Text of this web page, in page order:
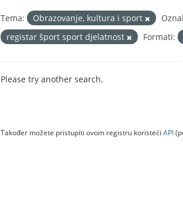
Tema: Obrazovanje, kultura i sport
registar šport sport djelatnost
Formati:
Please try another search.
Također možete pristupiti ovom registru koristeći API